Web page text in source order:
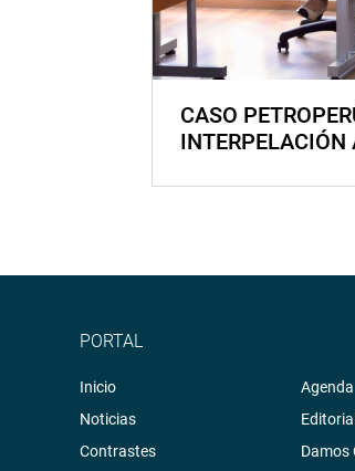
CASO
PORTAL
Inicio
Noticias
Contrastes
Agenda
Editorial
Damos